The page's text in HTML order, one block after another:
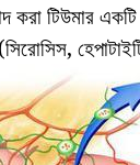
করা টিউমার